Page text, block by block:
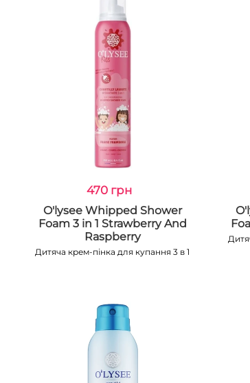
470 грн
O'lysee Whipped Shower
Foam 3 in 1 Strawberry And
Raspberry
Дитяча крем-пінка для купання 3 в 1